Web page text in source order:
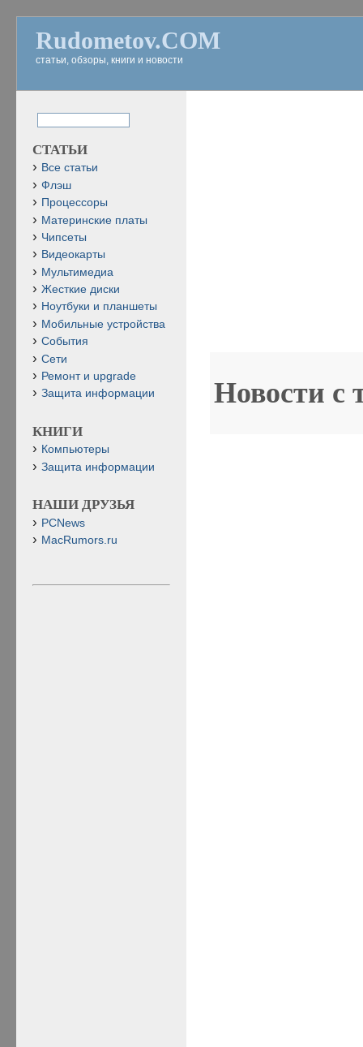
Rudometov.COM
статьи, обзоры, книги и новости
Новости с
СТАТЬИ
Все статьи
Флэш
Процессоры
Материнские платы
Чипсеты
Видеокарты
Мультимедиа
Жесткие диски
Ноутбуки и планшеты
Мобильные устройства
События
Сети
Ремонт и upgrade
Защита информации
КНИГИ
Компьютеры
Защита информации
НАШИ ДРУЗЬЯ
PCNews
MacRumors.ru